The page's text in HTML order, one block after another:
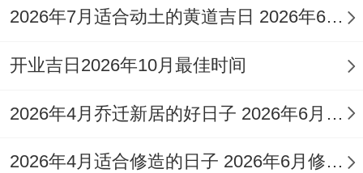
日）- 司命黄道当值、是开业装修的吉日,寓
意有人庇佑、管理得当！七月十五日（庚寅
纳财 标记财富聚集?七月十六日（辛卯日）
天德黄道吉日，吉神庇佑 -百事顺遂 -格外适
2026年7月适合动土的黄道吉日 2026年6月动土的黄道吉日
开业吉日2026年10月最佳时间
2026年4月乔迁新居的好日子 2026年6月乔迁入宅最好的日子
2026年4月适合修造的日子 2026年6月修造吉日